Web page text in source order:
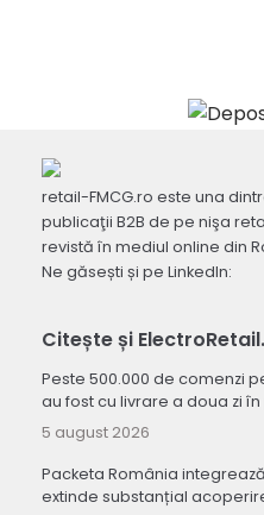
retail-FMCG.ro este una
publicaţii B2B de pe nişa
revistă în mediul online din
Ne găsești și pe LinkedIn:
Citește și
Peste 500.000 de comenzi
au fost cu livrare a doua zi
5 august 2026
Packeta România
extinde substanțial